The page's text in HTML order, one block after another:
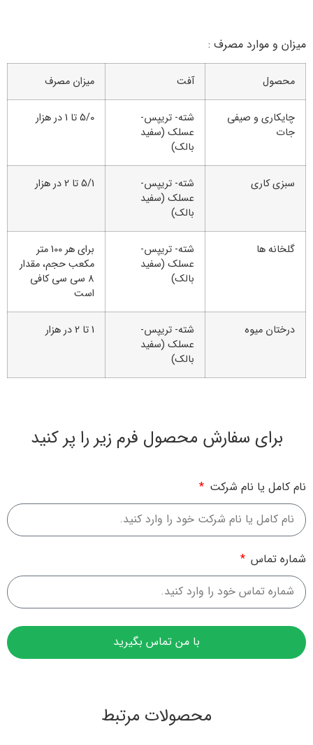
میزان و موارد مصرف :
محصول آفت میزان مصرف
چایکاری و صیفی
جات
شته- تریپس-
عسلک (سفید
بالک)
5/0 تا 1 در هزار
سبزی کاری
شته- تریپس-
عسلک (سفید
بالک)
5/1 تا 2 در هزار
گلخانه ها
شته- تریپس-
عسلک (سفید
بالک)
برای هر 100 متر
مکعب حجم، مقدار
8 سی سی کافی
است
درختان میوه
شته- تریپس-
عسلک (سفید
بالک)
1 تا 2 در هزار
برای سفارش محصول فرم زیر را پر کنید
نام کامل یا نام شرکت
شماره تماس
با من تماس بگیرید
محصولات مرتبط